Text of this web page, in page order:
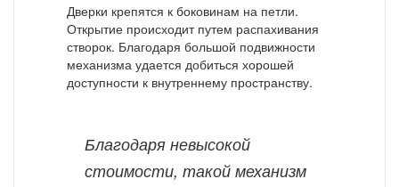
Дверки крепятся к боковинам на петли.
Открытие происходит путем распахивания
створок. Благодаря большой подвижности
механизма удается добиться хорошей
доступности к внутреннему пространству.
Благодаря невысокой
стоимости, такой механизм